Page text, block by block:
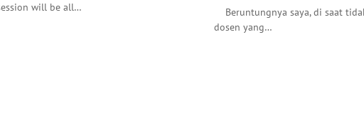
will be all…
Beruntungnya saya, di saat
dosen yang…